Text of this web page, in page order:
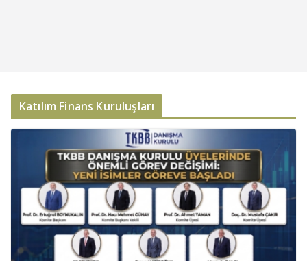
Katılım Finans Kuruluşları